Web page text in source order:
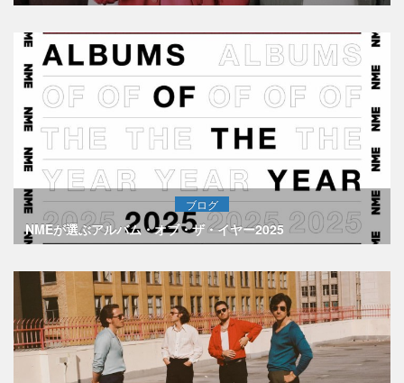
ブログ
NMEが選ぶアルバム・オブ・ザ・イヤー2025